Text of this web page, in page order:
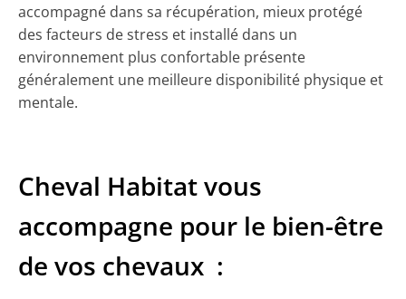
accompagné dans sa récupération, mieux protégé
des facteurs de stress et installé dans un
environnement plus confortable présente
généralement une meilleure disponibilité physique et
mentale.
Cheval Habitat vous
accompagne pour le bien-être
de vos chevaux :